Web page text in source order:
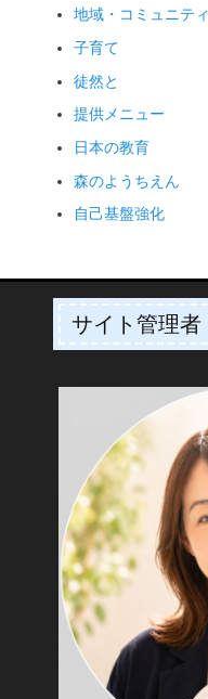
地域・コミュニティ
子育て
徒然と
提供メニュー
日本の教育
森のようちえん
自己基盤強化
サイト管理者